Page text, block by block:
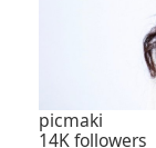
picmaki
14K followers